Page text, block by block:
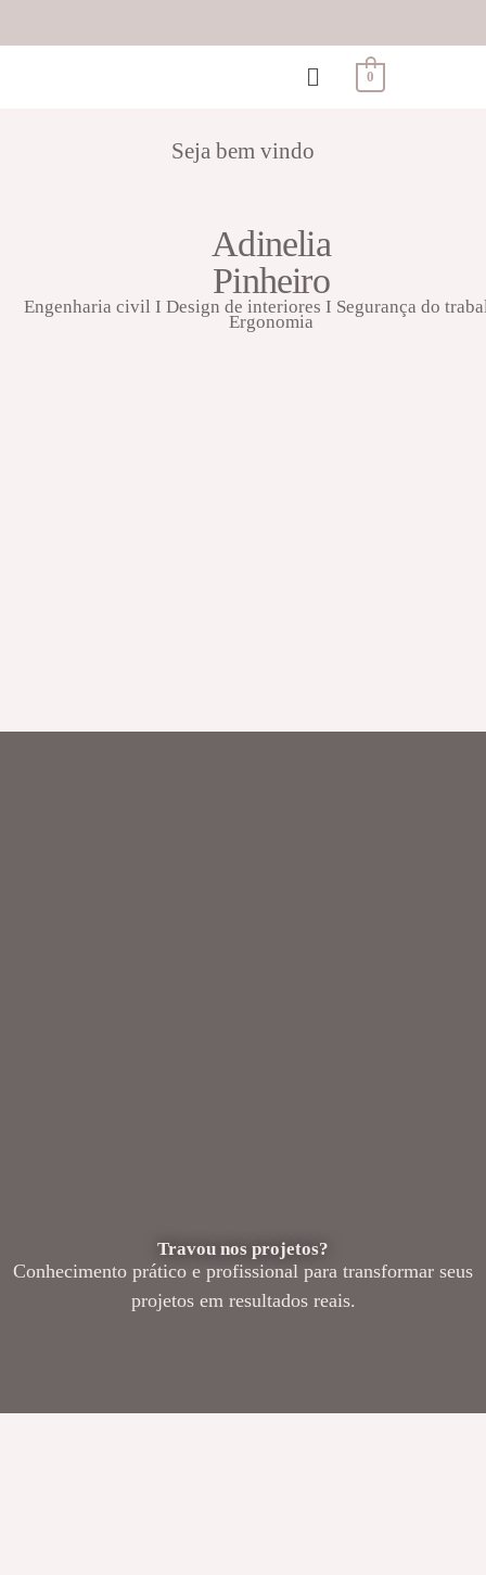
0
Seja bem vindo
Adinelia
Pinheiro
Engenharia civil I Design de interiores I Segurança do
Ergonomia
Travou nos projetos?
Conhecimento prático e profissional para transformar seus
projetos em resultados reais.